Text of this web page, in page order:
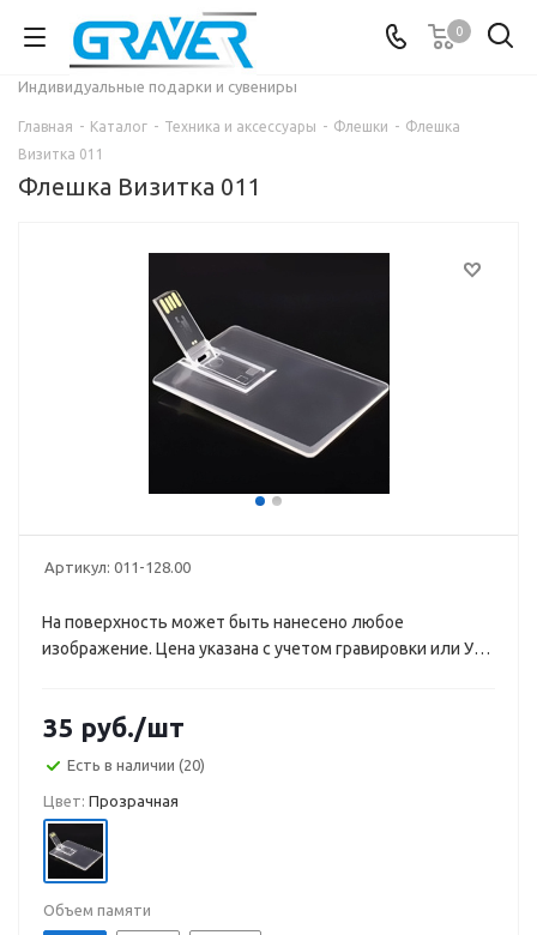
0
Индивидуальные подарки и сувениры
Главная - Каталог - Техника и аксессуары - Флешки - Флешка
Визитка 011
Флешка Визитка 011
Артикул: 011-128.00
На поверхность может быть нанесено любое
изображение. Цена указана с учетом гравировки или УФ-
35 руб./шт
Есть в наличии (20)
Цвет: Прозрачная
Объем памяти